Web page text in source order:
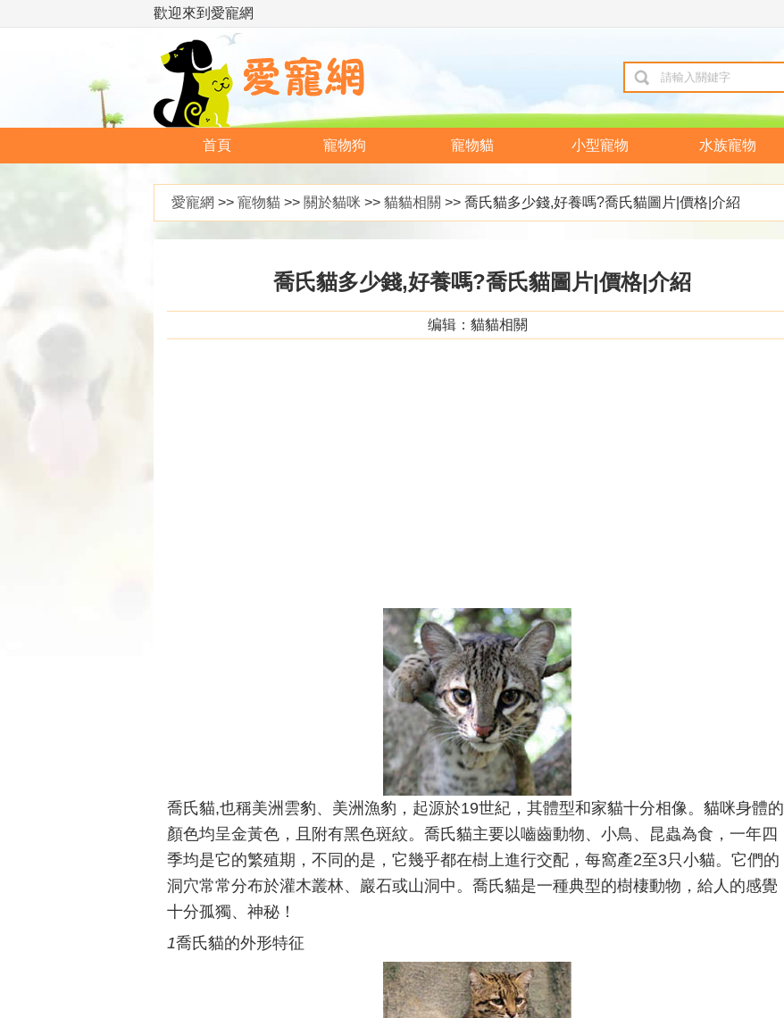
歡迎來到愛寵網
首頁 寵物狗 寵物貓 小型寵物 水族寵物
愛寵網 >> 寵物貓 >> 關於貓咪 >> 貓貓相關 >> 喬氏貓多少錢,好養嗎?喬氏貓圖片|價格|介紹
喬氏貓多少錢,好養嗎?喬氏貓圖片|價格|介紹
编辑：貓貓相關
喬氏貓,也稱美洲雲豹、美洲漁豹，起源於19世紀，其體型和家貓十分相像。貓咪身體的
顏色均呈金黃色，且附有黑色斑紋。喬氏貓主要以嚙齒動物、小鳥、昆蟲為食，一年四
季均是它的繁殖期，不同的是，它幾乎都在樹上進行交配，每窩產2至3只小貓。它們的
洞穴常常分布於灌木叢林、巖石或山洞中。喬氏貓是一種典型的樹棲動物，給人的感覺
十分孤獨、神秘！
1喬氏貓的外形特征